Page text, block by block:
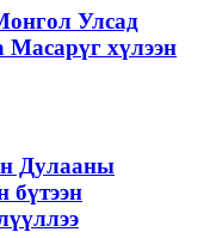
Улсад
Масарүг хүлээн
Дулааны
бүтээн